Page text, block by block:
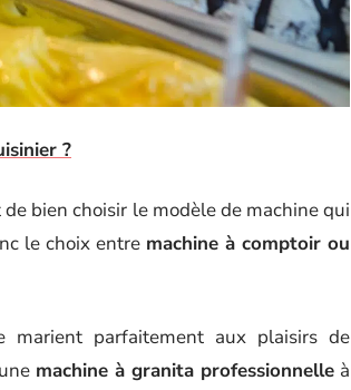
?
bien choisir le modèle de machine qui
le choix entre machine à comptoir ou
marient parfaitement aux plaisirs de
machine à granita professionnelleà